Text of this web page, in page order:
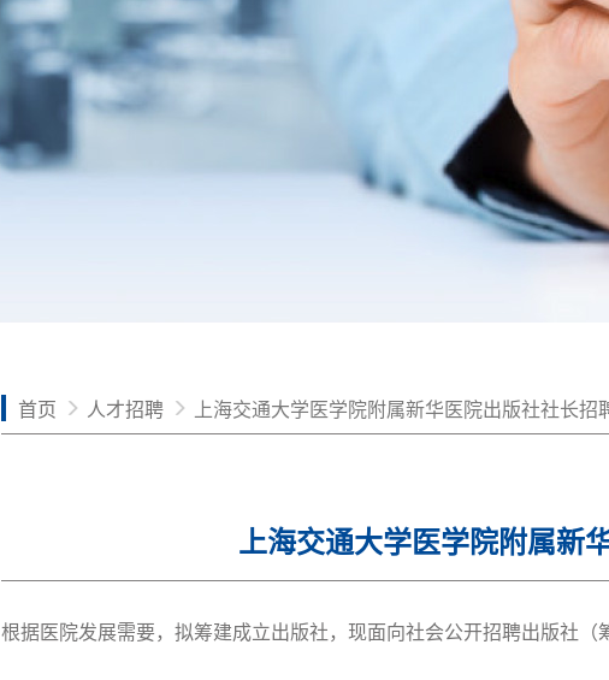
首页 人才招聘 上海交通大学医学院附属新华医院出版社社长招
上海交通大学医学院附属新
根据医院发展需要，拟筹建成立出版社，现面向社会公开招聘出版社（